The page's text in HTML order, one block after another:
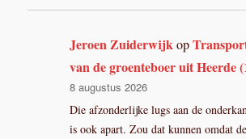
Jeroen Zuiderwijkop
van de groenteboer uit Heerde
8 augustus 2026
Die afzonderlijke lugs aan de
is ook apart. Zou dat kunnen omdat